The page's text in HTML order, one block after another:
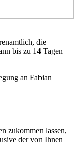
die
bis zu 14 Tagen
an Fabian
zukommen lassen,
der von Ihnen